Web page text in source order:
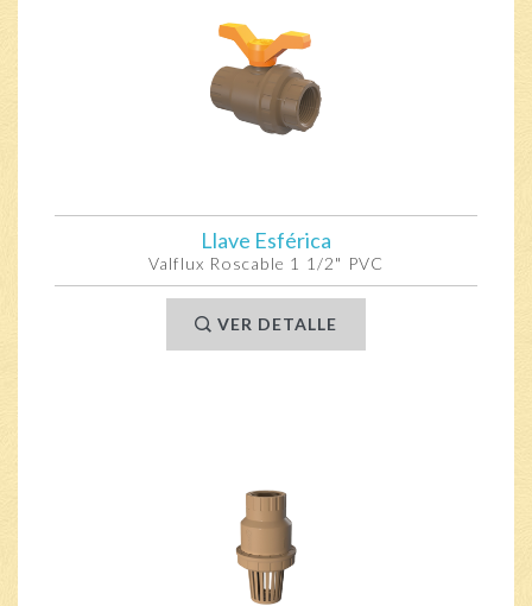
Llave Esférica
Valflux Roscable 1 1/2" PVC
VER DETALLE